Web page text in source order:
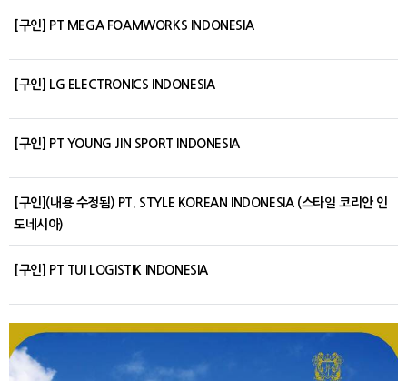
[구인] PT MEGA FOAMWORKS INDONESIA
[구인] LG ELECTRONICS INDONESIA
[구인] PT YOUNG JIN SPORT INDONESIA
[구인](내용 수정됨) PT. STYLE KOREAN INDONESIA (스타일 코리안 인
도네시아)
[구인] PT TUI LOGISTIK INDONESIA